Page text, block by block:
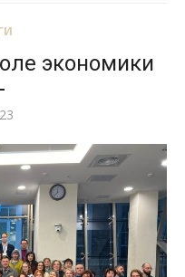
экономики